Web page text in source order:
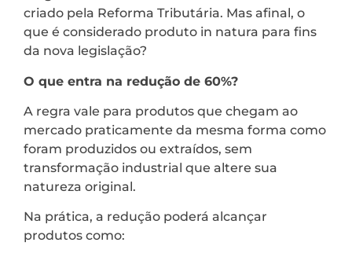
criado pela Reforma Tributária. Mas afinal, o
que é considerado produto in natura para fins
da nova legislação?
O que entra na redução de 60%?
A regra vale para produtos que chegam ao
mercado praticamente da mesma forma como
foram produzidos ou extraídos, sem
transformação industrial que altere sua
natureza original.
Na prática, a redução poderá alcançar
produtos como: